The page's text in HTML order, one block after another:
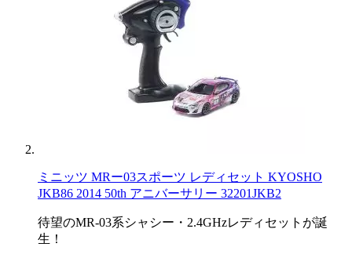
ミニッツ MRー03スポーツ レディセット KYOSHO
JKB86 2014 50th アニバーサリー 32201JKB2
待望のMR-03系シャシー・2.4GHzレディセットが誕
生！